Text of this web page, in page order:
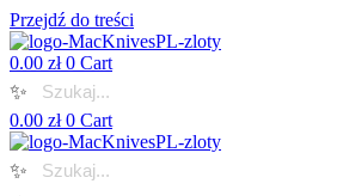
Przejdź do treści
0.00 zł 0 Cart
✨
0.00 zł 0 Cart
✨